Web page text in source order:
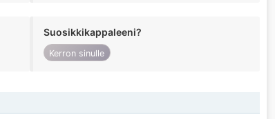
Suosikkikappaleeni?
Kerron sinulle